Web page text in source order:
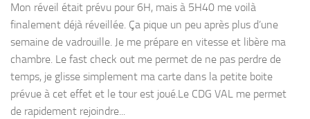
Mon réveil était prévu pour 6H, mais à 5H40 me voilà
finalement déjà réveillée. Ça pique un peu après plus d’une
semaine de vadrouille. Je me prépare en vitesse et libère ma
chambre. Le fast check out me permet de ne pas perdre de
temps, je glisse simplement ma carte dans la petite boite
prévue à cet effet et le tour est joué.Le CDG VAL me permet
de rapidement rejoindre...